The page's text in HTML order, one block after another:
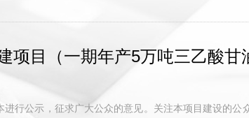
项目（一期年产5万吨三乙酸
行公示，征求广大公众的意见。关注本项目建设的公